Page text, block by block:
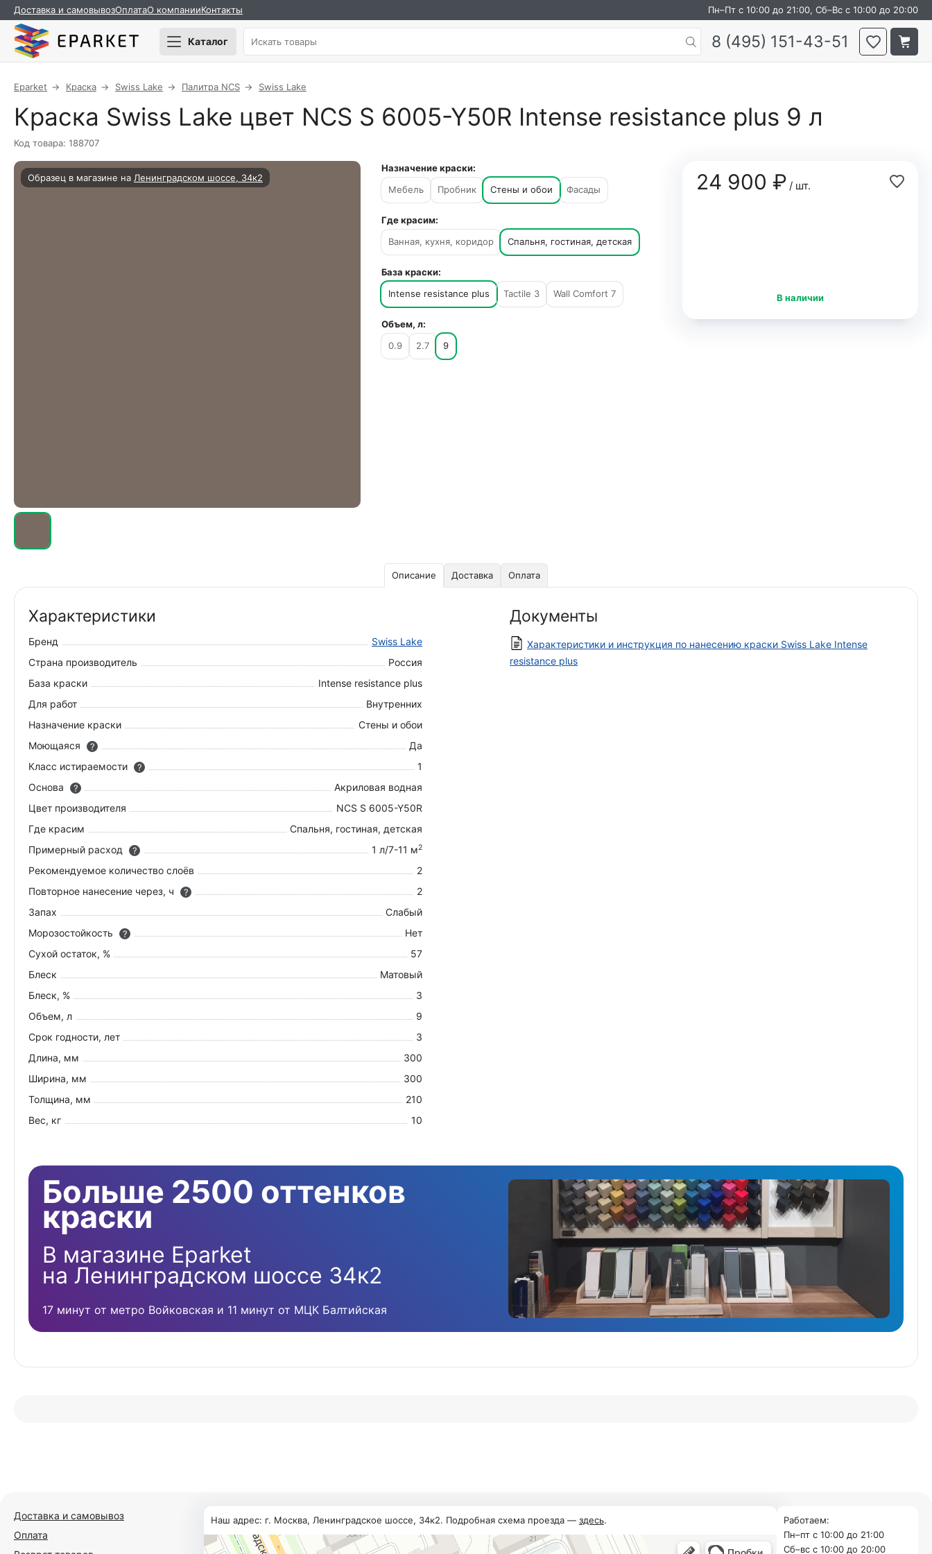
Доставка и самовывозОплатаО компанииКонтакты Пн–Пт с 10:00 до 21:00, Сб–Вс с 10:00 до 20:00
Каталог 8 (495) 151-43-51
Eparket Краска Swiss Lake Палитра NCS Swiss Lake
Краска Swiss Lake цвет NCS S 6005-Y50R Intense resistance plus 9 л
Код товара: 188707
Образец в магазине на Ленинградском шоссе, 34к2 24 900 ₽/ шт.
В наличии
Назначение краски:
Мебель
Пробник Стены и обои Фасады
Где красим:
Ванная, кухня, коридор
Спальня, гостиная, детская
База краски:
Intense resistance plus
Tactile 3 Wall Comfort 7
Объем, л:
0.9
2.7 9
Описание Доставка Оплата
Характеристики
Бренд
Swiss Lake
Страна производитель
Россия
База краски
Intense resistance plus
Для работ
Внутренних
Назначение краски
Стены и обои
Моющаяся
?
Да
Класс истираемости
?
1
Основа
?
Акриловая водная
Цвет производителя
NCS S 6005-Y50R
Где красим
Спальня, гостиная, детская
Примерный расход
? 1 л/7-11 м2
Рекомендуемое количество слоёв
2
Повторное нанесение через, ч
?
2
Запах
Слабый
Морозостойкость
?
Нет
Сухой остаток, %
57
Блеск
Матовый
Блеск, %
3
Объем, л
9
Срок годности, лет
3
Длина, мм
300
Ширина, мм
300
Толщина, мм
210
Вес, кг
10
Документы
Характеристики и инструкция по нанесению краски Swiss Lake Intense
resistance plus
Больше 2500 оттенков
краски
В магазине Eparket
на Ленинградском шоссе 34к2
17 минут от метро Войковская и 11 минут от МЦК Балтийская
Доставка и самовывоз
Оплата
Наш адрес: г. Москва, Ленинградское шоссе, 34к2. Подробная схема проезда — здесь.
Работаем:
Пн–пт с 10:00 до 21:00
Cб–вс с 10:00 до 20:00